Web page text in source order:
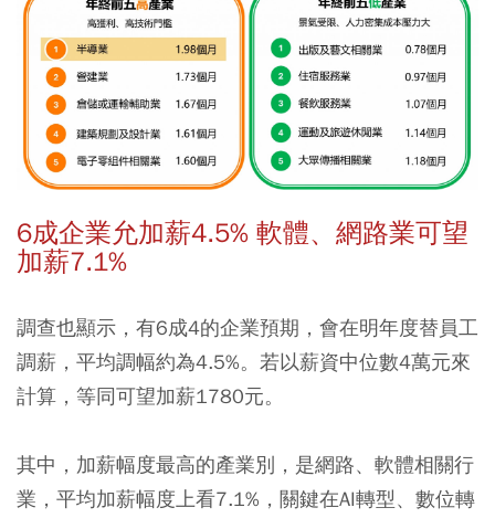
6成企業允加薪4.5% 軟體、網路業可望
加薪7.1%
調查也顯示，有6成4的企業預期，會在明年度替員工
調薪，平均調幅約為4.5%。若以薪資中位數4萬元來
計算，等同可望加薪1780元。
其中，加薪幅度最高的產業別，是網路、軟體相關行
業，平均加薪幅度上看7.1%，關鍵在AI轉型、數位轉